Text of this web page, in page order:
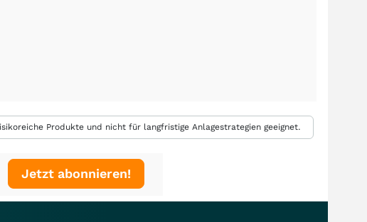
Produkte und nicht für langfristige Anlagestrategien geeignet.
Jetzt abonnieren!